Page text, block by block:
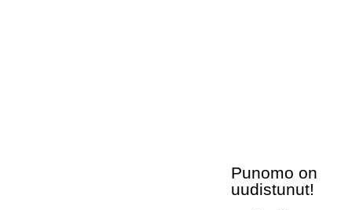
Punomo on
uudistunut!